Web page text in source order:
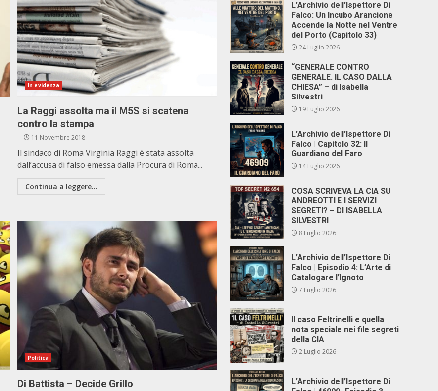
In evidenza
La Raggi assolta ma il M5S si scatena
contro la stampa
11 Novembre 2018
Il sindaco di Roma Virginia Raggi è stata assolta
dall’accusa di falso emessa dalla Procura di Roma...
Continua a leggere...
Politica
Di Battista – Decide Grillo
L’Archivio dell’Ispettore Di
Falco: Un Incubo Arancione
Accende la Notte nel Ventre
del Porto (Capitolo 33)
24 Luglio 2026
“GENERALE CONTRO
GENERALE. IL CASO DALLA
CHIESA” – di Isabella
Silvestri
19 Luglio 2026
L’Archivio dell’Ispettore Di
Falco | Capitolo 32: Il
Guardiano del Faro
14 Luglio 2026
COSA SCRIVEVA LA CIA SU
ANDREOTTI E I SERVIZI
SEGRETI? – DI ISABELLA
SILVESTRI
8 Luglio 2026
L’Archivio dell’Ispettore Di
Falco | Episodio 4: L’Arte di
Catalogare l’Ignoto
7 Luglio 2026
Il caso Feltrinelli e quella
nota speciale nei file segreti
della CIA
2 Luglio 2026
L’Archivio dell’Ispettore Di